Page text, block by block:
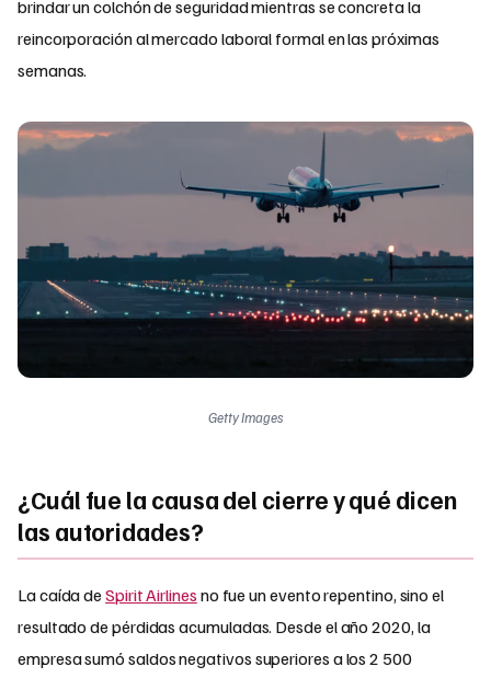
brindar un colchón de seguridad mientras se concreta la
reincorporación al mercado laboral formal en las próximas
semanas.
Getty Images
¿Cuál fue la causa del cierre y qué dicen
las autoridades?
La caída deSpirit Airlines no fue un evento repentino, sino el
resultado de pérdidas acumuladas. Desde el año 2020, la
empresa sumó saldos negativos superiores a los 2 500